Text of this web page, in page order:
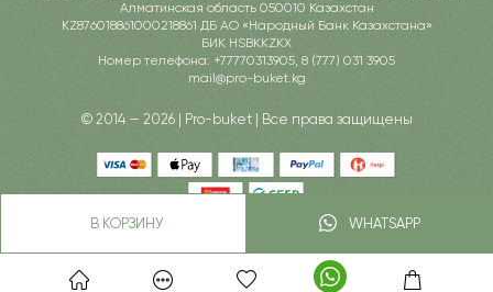
В КОРЗИНУ WHATSAPP
Алматинская область 050010 Казахстан
KZ876018861000218861 ДБ АО «Народный Банк Казахстана»
БИК HSBKKZKX
Номер телефона: +77770313905, 8 (777) 031 3905
mail@pro-buket.kg
© 2014 — 2026 | Pro-buket | Все права защищены